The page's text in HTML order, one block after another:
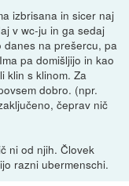
izbrisana in sicer naj
v wc-ju in ga sedaj
danes na prešercu, pa
pa domišljijo in kao
klin s klinom. Za
dobro. (npr.
čeprav nič
ni od njih. Človek
razni ubermenschi.